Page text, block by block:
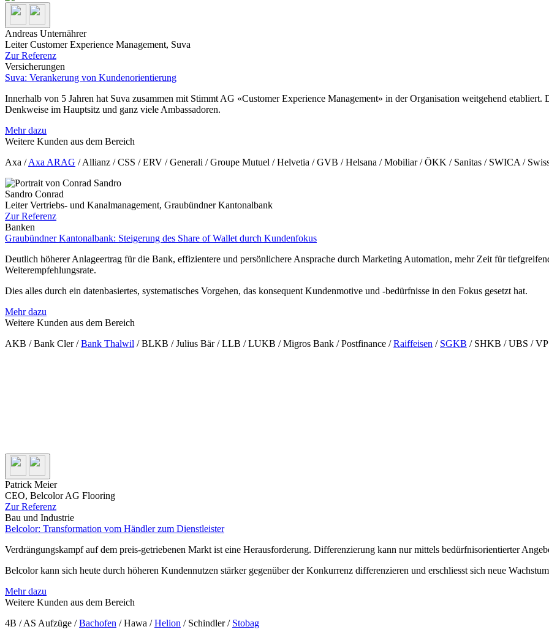
Andreas Unternährer
Leiter Customer Experience Management, Suva
Zur Referenz
Versicherungen
Suva: Verankerung von Kundenorientierung
Innerhalb von 5 Jahren hat Suva zusammen mit Stimmt AG «Customer Experience Management» in der Organisation weitgehend etabliert.
Denkweise im Hauptsitz und ganz viele Ambassadoren.
Mehr dazu
Weitere Kunden aus dem Bereich
Axa /Axa ARAG / Allianz / CSS / ERV / Generali / Groupe Mutuel / Helvetia / GVB / Helsana / Mobiliar / ÖKK / Sanitas / SWICA /
Sandro Conrad
Leiter Vertriebs- und Kanalmanagement, Graubündner Kantonalbank
Zur Referenz
Banken
Graubündner Kantonalbank: Steigerung des Share of Wallet durch Kundenfokus
Deutlich höherer Anlageertrag für die Bank, effizientere und persönlichere Ansprache durch Marketing Automation, mehr Zeit für
Weiterempfehlungsrate.
Dies alles durch ein datenbasiertes, systematisches Vorgehen, das konsequent Kundenmotive und -bedürfnisse in den Fokus gesetzt hat.
Mehr dazu
Weitere Kunden aus dem Bereich
AKB / Bank Cler /Bank Thalwil / BLKB / Julius Bär / LLB / LUKB / Migros Bank / Postfinance /Raiffeisen / SGKB / SHKB / UBS /
Patrick Meier
CEO, Belcolor AG Flooring
Zur Referenz
Bau und Industrie
Belcolor: Transformation vom Händler zum Dienstleister
Verdrängungskampf auf dem preis-getriebenen Markt ist eine Herausforderung. Differenzierung kann nur mittels bedürfnisorientierter
Belcolor kann sich heute durch höheren Kundennutzen stärker gegenüber der Konkurrenz differenzieren und erschliesst sich neue
Mehr dazu
Weitere Kunden aus dem Bereich
4B / AS Aufzüge /Bachofen / Hawa /Helion / Schindler / Stobag